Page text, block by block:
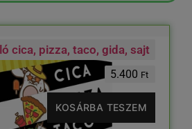
cica, pizza, taco, gida, sajt
5.400 Ft
KOSÁRBA TESZEM
A Gyűrűk Ura – A két torony
9.850 Ft
KOSÁRBA TESZEM
Hősképző
18.000 Ft
KOSÁRBA TESZEM
Kártyafarm
5.400 Ft
KOSÁRBA TESZEM
Dodó
14.800 Ft
KOSÁRBA TESZEM